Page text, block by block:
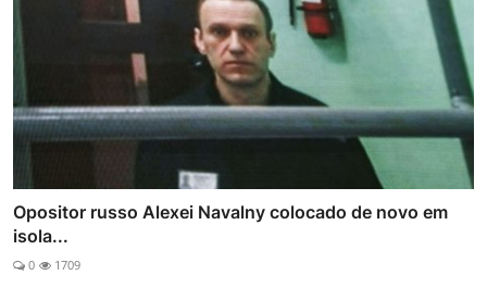
Opositor russo Alexei Navalny colocado de novo em
isola...
0 1709